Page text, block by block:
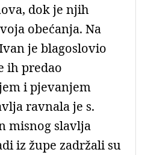
dok je njih
obećanja. Na
je blagoslovio
ih predao
i pjevanjem
ravnala je s.
misnog slavlja
iz župe zadržali su